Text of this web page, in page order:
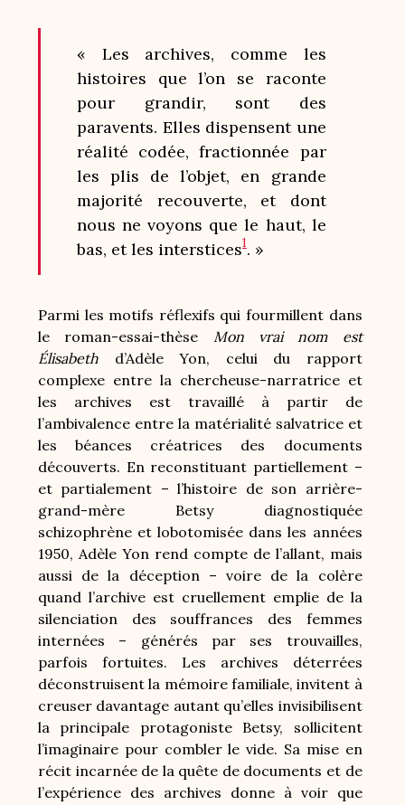
« Les archives, comme les
histoires que l’on se raconte
pour grandir, sont des
paravents. Elles dispensent une
réalité codée, fractionnée par
les plis de l’objet, en grande
majorité recouverte, et dont
nous ne voyons que le haut, le
bas, et les interstices1. »
Parmi les motifs réflexifs qui fourmillent dans
le roman-essai-thèse Mon vrai nom est
Élisabeth d’Adèle Yon, celui du rapport
complexe entre la chercheuse-narratrice et
les archives est travaillé à partir de
l’ambivalence entre la matérialité salvatrice et
les béances créatrices des documents
découverts. En reconstituant partiellement –
et partialement – l’histoire de son arrière-
grand-mère Betsy diagnostiquée
schizophrène et lobotomisée dans les années
1950, Adèle Yon rend compte de l’allant, mais
aussi de la déception – voire de la colère
quand l’archive est cruellement emplie de la
silenciation des souffrances des femmes
internées – générés par ses trouvailles,
parfois fortuites. Les archives déterrées
déconstruisent la mémoire familiale, invitent à
creuser davantage autant qu’elles invisibilisent
la principale protagoniste Betsy, sollicitent
l’imaginaire pour combler le vide. Sa mise en
récit incarnée de la quête de documents et de
l’expérience des archives donne à voir que